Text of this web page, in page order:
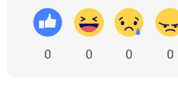
0 0 0 0